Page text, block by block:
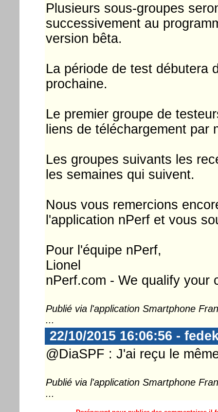
Plusieurs sous-groupes
successivement au
version bêta.
La période de test débutera
prochaine.
Le premier groupe de
liens de téléchargement par
Les groupes suivants les
les semaines qui suivent.
Nous vous remercions
l'application nPerf et vous
Pour l'équipe nPerf,
Lionel
nPerf.com - We qualify your
Publié via l'application Smartphone
...
22/10/2015 16:06:56 -
@DiaSPF : J'ai reçu le
Publié via l'application Smartphone
...